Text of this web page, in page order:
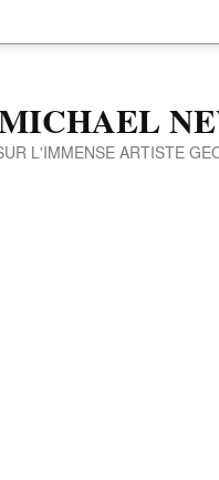
L'IMMENSE ARTISTE